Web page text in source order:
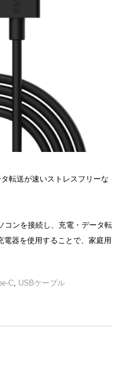
転送が速いストレスフリーな
コンを接続し、充電・データ転
器を使用することで、家庭用
C USBケーブル